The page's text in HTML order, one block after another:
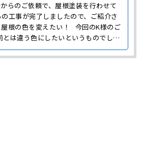
らのご依頼で、屋根塗装を行わせて
工事が完了しましたので、ご紹介さ
根の色を変えたい！ 今回のK様のご
は違う色にしたいというものでし
はかなり色あせていますが、赤みが
ていました。 塗装直･･･